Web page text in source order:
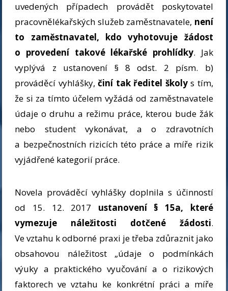
uvedených případech provádět poskytovatel
pracovnělékařských služeb zaměstnavatele, není
to zaměstnavatel, kdo vyhotovuje žádost
o provedení takové lékařské prohlídky. Jak
vyplývá z ustanovení § 8 odst. 2 písm. b)
prováděcí vyhlášky,činí tak ředitel školys tím,
že si za tímto účelem vyžádá od zaměstnavatele
údaje o druhu a režimu práce, kterou bude žák
nebo student vykonávat, a o zdravotních
a bezpečnostních rizicích této práce a míře rizik
vyjádřené kategorií práce.
Novela prováděcí vyhlášky doplnila s účinností
od 15. 12. 2017 ustanovení § 15a, které
vymezuje náležitosti dotčené žádosti.
Ve vztahu k odborné praxi je třeba zdůraznit jako
obsahovou náležitost „údaje o podmínkách
výuky a praktického vyučování a o rizikových
faktorech ve vztahu ke konkrétní práci a míře